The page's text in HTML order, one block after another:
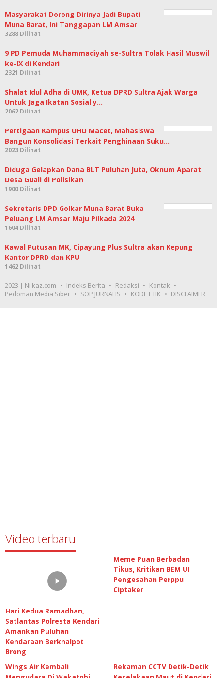
Masyarakat Dorong Dirinya Jadi Bupati
Muna Barat, Ini Tanggapan LM Amsar
3288 Dilihat
9 PD Pemuda Muhammadiyah se-Sultra Tolak Hasil Muswil
ke-IX di Kendari
2321 Dilihat
Shalat Idul Adha di UMK, Ketua DPRD Sultra Ajak Warga
Untuk Jaga Ikatan Sosial y…
2062 Dilihat
Pertigaan Kampus UHO Macet, Mahasiswa
Bangun Konsolidasi Terkait Penghinaan Suku…
2023 Dilihat
Diduga Gelapkan Dana BLT Puluhan Juta, Oknum Aparat
Desa Guali di Polisikan
1900 Dilihat
Sekretaris DPD Golkar Muna Barat Buka
Peluang LM Amsar Maju Pilkada 2024
1604 Dilihat
Kawal Putusan MK, Cipayung Plus Sultra akan Kepung
Kantor DPRD dan KPU
1462 Dilihat
2023 | Nilkaz.com Indeks Berita Redaksi
Kontak
Pedoman Media Siber
SOP JURNALIS KODE ETIK DISCLAIMER
Video terbaru
Satlantas Polresta Kendari
Amankan Puluhan
Kendaraan Berknalpot
Meme Puan Berbadan
Tikus, Kritikan BEM UI
Pengesahan Perppu
Ciptaker
Wings Air Kembali
Mengudara Di Wakatobi